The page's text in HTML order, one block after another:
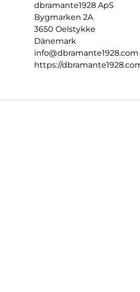
dbramante1928 ApS
Bygmarken 2A
3650 Oelstykke
Dänemark
info@dbramante1928.com
https://